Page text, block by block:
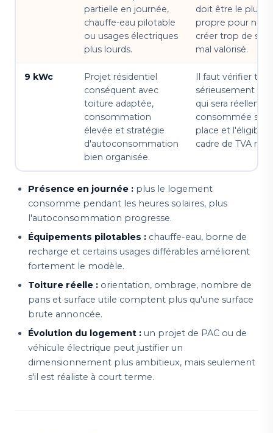
partielle en journée,
chauffe-eau pilotable
ou usages électriques
plus lourds.
doit être le plus
propre pour ne
créer trop de
mal valorisé.
9 kWc
Projet résidentiel
conséquent avec
toiture adaptée,
consommation
élevée et stratégie
d'autoconsommation
bien organisée.
Il faut vérifier très
sérieusement la
qui sera
consommée sur
place et
cadre de TVA
Présence en journée : plus le logement
consomme pendant les heures solaires, plus
l'autoconsommation progresse.
Équipements pilotables : chauffe-eau, borne de
recharge et certains usages différables améliorent
fortement le modèle.
Toiture réelle : orientation, ombrage, nombre de
pans et surface utile comptent plus qu'une surface
brute annoncée.
Évolution du logement : un projet de PAC ou de
véhicule électrique peut justifier un
dimensionnement plus ambitieux, mais seulement
s'il est réaliste à court terme.